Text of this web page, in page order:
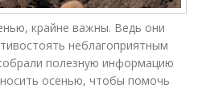
крайне важны. Ведь они
неблагоприятным
полезную информацию
осенью, чтобы помочь